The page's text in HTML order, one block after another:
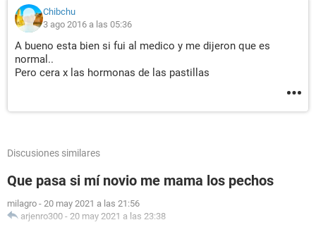
Chibchu
3 ago 2016 a las 05:36
A bueno esta bien si fui al medico y me dijeron que es
normal..
Pero cera x las hormonas de las pastillas
Discusiones similares
Que pasa si mí novio me mama los pechos
milagro - 20 may 2021 a las 21:56
arjenro300 - 20 may 2021 a las 23:38